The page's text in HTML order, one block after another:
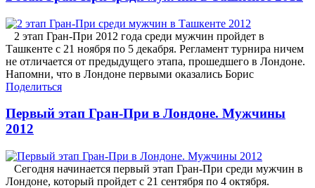
2 этап Гран-При 2012 года среди мужчин пройдет в
Ташкенте с 21 ноября по 5 декабря. Регламент турнира ничем
не отличается от предыдущего этапа, прошедшего в Лондоне.
Напомни, что в Лондоне первыми оказались Борис
Поделиться
Первый этап Гран-При в Лондоне. Мужчины
2012
Сегодня начинается первый этап Гран-При среди мужчин в
Лондоне, который пройдет с 21 сентября по 4 октября.